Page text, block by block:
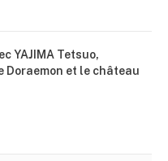
YAJIMA Tetsuo,
Doraemon et le château